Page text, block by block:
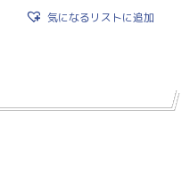
気になるリストに追加